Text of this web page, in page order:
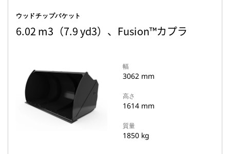
ウッドチップバケット
6.02 m3（7.9 yd3）、Fusion™カプラ
幅
3062 mm
高さ
1614 mm
質量
1850 kg